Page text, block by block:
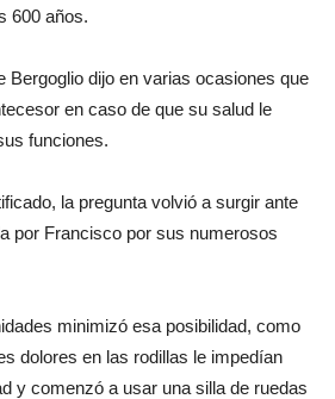
600 años.
Bergoglio dijo en varias ocasiones que
en caso de que su salud le
funciones.
la pregunta volvió a surgir ante
por Francisco por sus numerosos
minimizó esa posibilidad, como
dolores en las rodillas le impedían
y comenzó a usar una silla de ruedas